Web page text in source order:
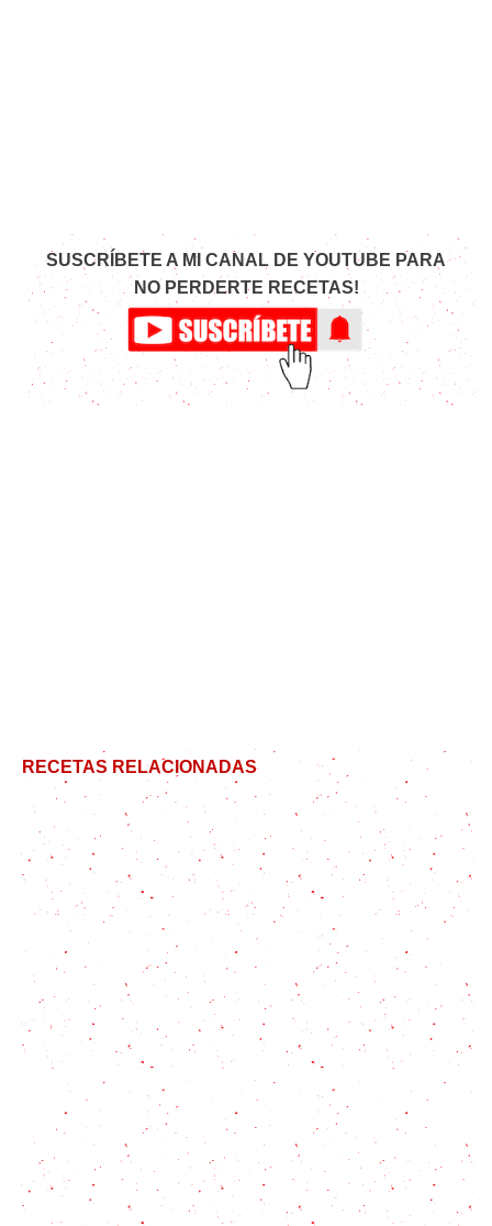
SUSCRÍBETE A MI CANAL DE YOUTUBE PARA
NO PERDERTE RECETAS!
RECETAS RELACIONADAS
Receta de Torrijas en Freidora de Aire: el postre
clásico renovado
Goxua paso a paso: Cómo hacer el postre vasco
perfecto en casa
Postre económico: crumble de manzanas +
sorpresa!
Dulce de zapallo fácil (postre rápido de zapallo)
Flan de Queso, una receta irresistible y de sabores
equilibrados